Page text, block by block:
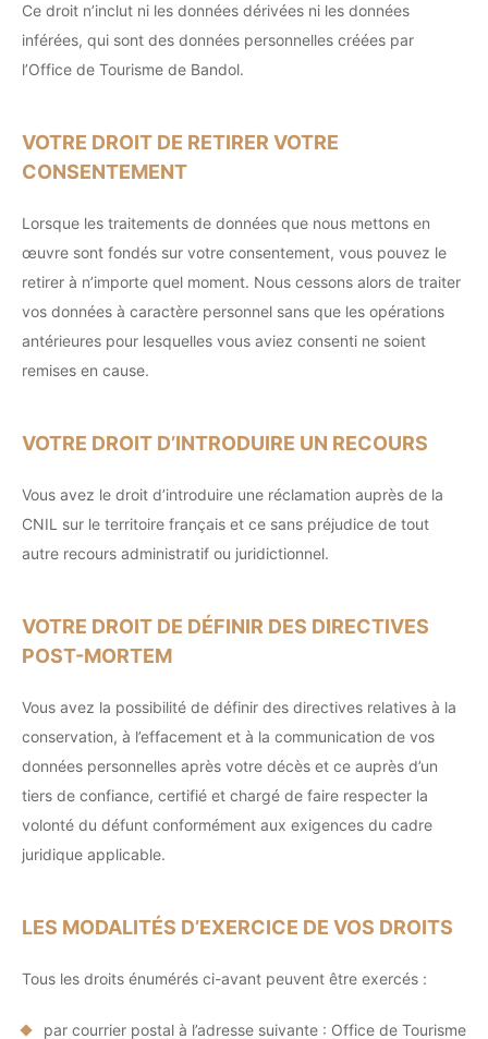
Ce droit n’inclut ni les données dérivées ni les données
inférées, qui sont des données personnelles créées par
l’Office de Tourisme de Bandol.
VOTRE DROIT DE RETIRER VOTRE
CONSENTEMENT
Lorsque les traitements de données que nous mettons en
œuvre sont fondés sur votre consentement, vous pouvez le
retirer à n’importe quel moment. Nous cessons alors de traiter
vos données à caractère personnel sans que les opérations
antérieures pour lesquelles vous aviez consenti ne soient
remises en cause.
VOTRE DROIT D’INTRODUIRE UN RECOURS
Vous avez le droit d’introduire une réclamation auprès de la
CNIL sur le territoire français et ce sans préjudice de tout
autre recours administratif ou juridictionnel.
VOTRE DROIT DE DÉFINIR DES DIRECTIVES
POST-MORTEM
Vous avez la possibilité de définir des directives relatives à la
conservation, à l’effacement et à la communication de vos
données personnelles après votre décès et ce auprès d’un
tiers de confiance, certifié et chargé de faire respecter la
volonté du défunt conformément aux exigences du cadre
juridique applicable.
LES MODALITÉS D’EXERCICE DE VOS DROITS
Tous les droits énumérés ci-avant peuvent être exercés :
par courrier postal à l’adresse suivante : Office de Tourisme